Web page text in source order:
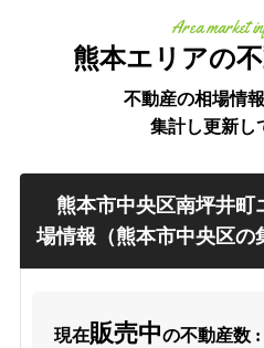
熊本エリアの
Area market
不動産の相場情
集計し更新し
熊本市中央区南坪井町
場情報（熊本市中央区の
現在販売中の不動産数 :